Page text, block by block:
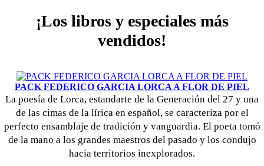
¡Los libros y especiales más
vendidos!
PACK FEDERICO GARCIA LORCA A FLOR DE PIEL
La poesía de Lorca, estandarte de la Generación del 27 y una
de las cimas de la lírica en español, se caracteriza por el
perfecto ensamblaje de tradición y vanguardia. El poeta tomó
de la mano a los grandes maestros del pasado y los condujo
hacia territorios inexplorados.